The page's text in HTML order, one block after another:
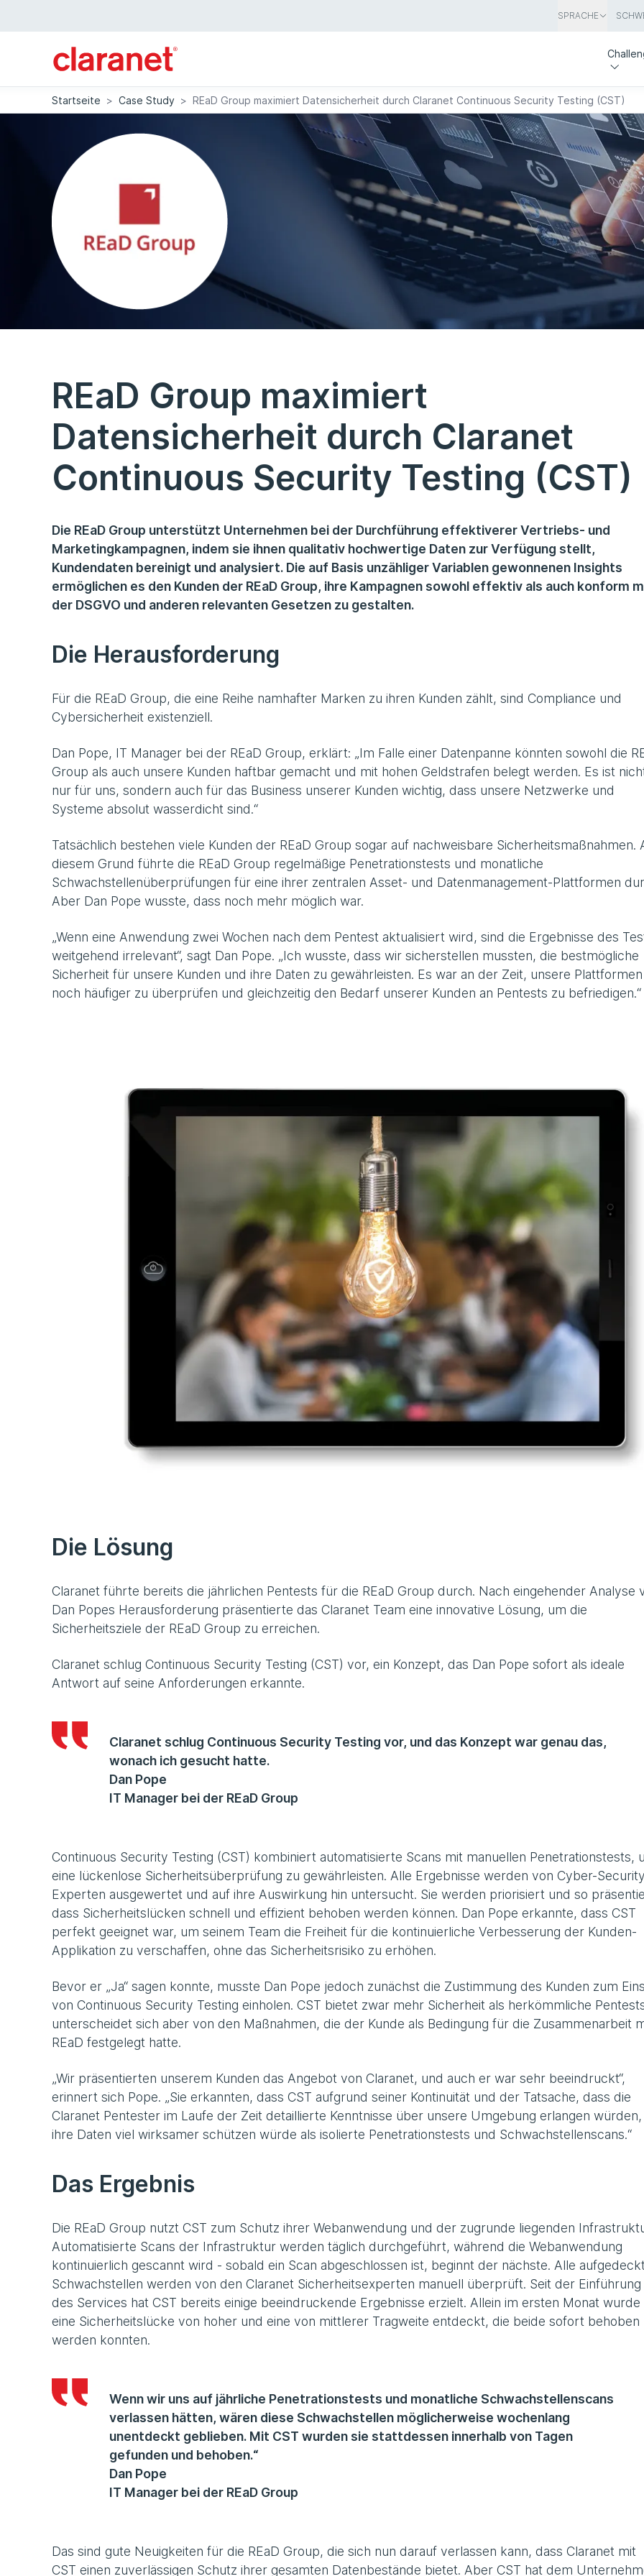
SPRACHE
Startseite > Case Study > REaD Group maximiert Datensicherheit durch Claranet Continuous Security Testing (CST)
REaD Group maximiert
Datensicherheit durch Claranet
Continuous Security Testing (CST)
Die REaD Group unterstützt Unternehmen bei der Durchführung effektiverer Vertriebs- und
Marketingkampagnen, indem sie ihnen qualitativ hochwertige Daten zur Verfügung stellt,
Kundendaten bereinigt und analysiert. Die auf Basis unzähliger Variablen gewonnenen Insights
ermöglichen es den Kunden der REaD Group, ihre Kampagnen sowohl effektiv als auch konform
der DSGVO und anderen relevanten Gesetzen zu gestalten.
Die Herausforderung
Für die REaD Group, die eine Reihe namhafter Marken zu ihren Kunden zählt, sind Compliance und
Cybersicherheit existenziell.
Dan Pope, IT Manager bei der REaD Group, erklärt: „Im Falle einer Datenpanne könnten sowohl die
Group als auch unsere Kunden haftbar gemacht und mit hohen Geldstrafen belegt werden. Es ist
nur für uns, sondern auch für das Business unserer Kunden wichtig, dass unsere Netzwerke und
Systeme absolut wasserdicht sind.“
Tatsächlich bestehen viele Kunden der REaD Group sogar auf nachweisbare Sicherheitsmaßnahmen.
diesem Grund führte die REaD Group regelmäßige Penetrationstests und monatliche
Schwachstellenüberprüfungen für eine ihrer zentralen Asset- und Datenmanagement-Plattformen
Aber Dan Pope wusste, dass noch mehr möglich war.
„Wenn eine Anwendung zwei Wochen nach dem Pentest aktualisiert wird, sind die Ergebnisse des
weitgehend irrelevant“, sagt Dan Pope. „Ich wusste, dass wir sicherstellen mussten, die bestmögliche
Sicherheit für unsere Kunden und ihre Daten zu gewährleisten. Es war an der Zeit, unsere Plattformen
noch häufiger zu überprüfen und gleichzeitig den Bedarf unserer Kunden an Pentests zu befriedigen.“
Die Lösung
Claranet führte bereits die jährlichen Pentests für die REaD Group durch. Nach eingehender Analyse
Dan Popes Herausforderung präsentierte das Claranet Team eine innovative Lösung, um die
Sicherheitsziele der REaD Group zu erreichen.
Claranet schlug Continuous Security Testing (CST) vor, ein Konzept, das Dan Pope sofort als ideale
Antwort auf seine Anforderungen erkannte.
Claranet schlug Continuous Security Testing vor, und das Konzept war genau das,
wonach ich gesucht hatte.
Dan Pope
IT Manager bei der REaD Group
Continuous Security Testing (CST) kombiniert automatisierte Scans mit manuellen Penetrationstests,
eine lückenlose Sicherheitsüberprüfung zu gewährleisten. Alle Ergebnisse werden von Cyber-
Experten ausgewertet und auf ihre Auswirkung hin untersucht. Sie werden priorisiert und so
dass Sicherheitslücken schnell und effizient behoben werden können. Dan Pope erkannte, dass CST
perfekt geeignet war, um seinem Team die Freiheit für die kontinuierliche Verbesserung der Kunden-
Applikation zu verschaffen, ohne das Sicherheitsrisiko zu erhöhen.
Bevor er „Ja“ sagen konnte, musste Dan Pope jedoch zunächst die Zustimmung des Kunden zum
von Continuous Security Testing einholen. CST bietet zwar mehr Sicherheit als herkömmliche
unterscheidet sich aber von den Maßnahmen, die der Kunde als Bedingung für die Zusammenarbeit
REaD festgelegt hatte.
„Wir präsentierten unserem Kunden das Angebot von Claranet, und auch er war sehr beeindruckt“,
erinnert sich Pope. „Sie erkannten, dass CST aufgrund seiner Kontinuität und der Tatsache, dass die
Claranet Pentester im Laufe der Zeit detaillierte Kenntnisse über unsere Umgebung erlangen würden,
ihre Daten viel wirksamer schützen würde als isolierte Penetrationstests und Schwachstellenscans.“
Das Ergebnis
Die REaD Group nutzt CST zum Schutz ihrer Webanwendung und der zugrunde liegenden
Automatisierte Scans der Infrastruktur werden täglich durchgeführt, während die Webanwendung
kontinuierlich gescannt wird - sobald ein Scan abgeschlossen ist, beginnt der nächste. Alle
Schwachstellen werden von den Claranet Sicherheitsexperten manuell überprüft. Seit der Einführung
des Services hat CST bereits einige beeindruckende Ergebnisse erzielt. Allein im ersten Monat wurde
eine Sicherheitslücke von hoher und eine von mittlerer Tragweite entdeckt, die beide sofort behoben
werden konnten.
Wenn wir uns auf jährliche Penetrationstests und monatliche Schwachstellenscans
verlassen hätten, wären diese Schwachstellen möglicherweise wochenlang
unentdeckt geblieben. Mit CST wurden sie stattdessen innerhalb von Tagen
gefunden und behoben.“
Dan Pope
IT Manager bei der REaD Group
Das sind gute Neuigkeiten für die REaD Group, die sich nun darauf verlassen kann, dass Claranet mit
CST einen zuverlässigen Schutz ihrer gesamten Datenbestände bietet. Aber CST hat dem